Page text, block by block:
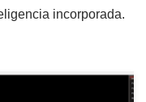
incorporada.